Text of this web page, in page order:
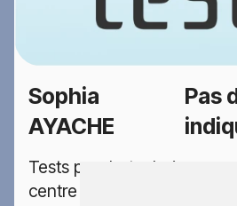
Sophia
AYACHE
Pas
Tests psychotechniques
centre Sophia AYACHE